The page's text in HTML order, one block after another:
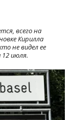
всего на
Кирилла
не видел ее
июля.